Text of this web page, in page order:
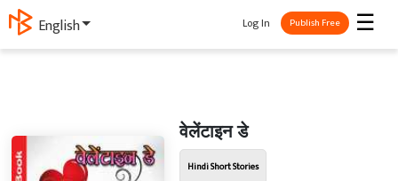
English ☰
Log In Publish Free
वेलेंटाइन डे
Hindi Short Stories